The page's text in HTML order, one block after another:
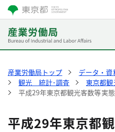
産業労働局トップ
データ・
観光 統計･調査
東京都
平成29年東京都観光客数等実
平成29年東京都